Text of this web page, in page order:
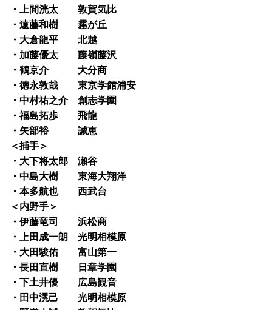
・上間洸太 敦賀気比
・遠藤和樹 霧が丘
・大倉龍平 北越
・加藤優太 藤嶺藤沢
・鶴京介 大分商
・徳永敦哉 東京学館浦安
・中村祐之介 創志学園
・福島拓歩 飛龍
・矢部裕 誠恵
＜捕手＞
・大下将太郎 瀬谷
・中島大樹 東海大翔洋
・本多航也 西武台
＜内野手＞
・伊藤竜司 浜松商
・上田成一朗 光明相模原
・大田駿佑 富山第一
・長田直樹 日章学園
・下土井優 広島観音
・田中滉己 光明相模原